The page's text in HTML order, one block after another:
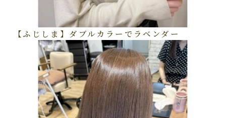
【ふじしま】ダブルカラーでラベンダー